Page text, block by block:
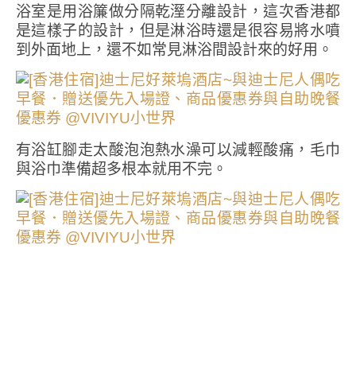
浴室是用浴簾做分隔乾溼分離設計，這次香港都
是這樣子的設計，但是淋浴時還是很容易將水噴
到外面地上，還不如常見淋浴間設計來的好用。
有浴缸腳走太酸泡泡熱水澡可以減輕酸痛，毛巾
與浴巾準備超多根本就用不完。